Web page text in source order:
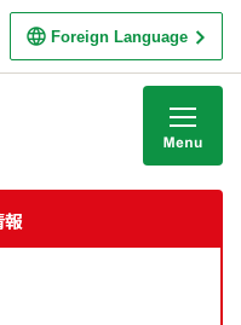
Foreign Language